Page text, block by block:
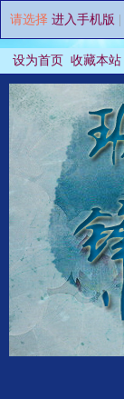
请选择 进入手机版
设为首页 收藏本站